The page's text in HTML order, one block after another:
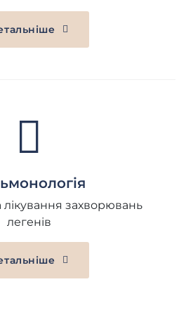
лікування захворювань
легенів